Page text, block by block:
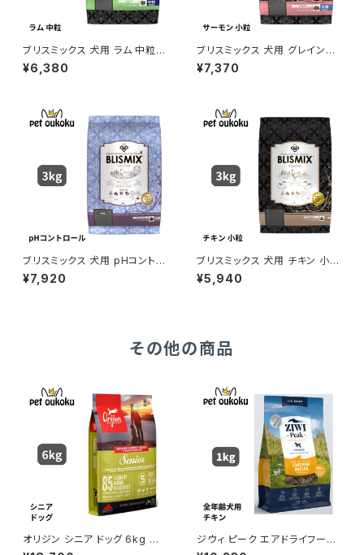
ブリスミックス 犬用 ラム 中粒 3
kg
¥6,380
ブリスミックス 犬用 グレインフ
リー サーモン 小粒 3kg
¥7,370
ブリスミックス 犬用 pHコントロ
ール グレインフリーチキン 小粒
3kg
¥7,920
ブリスミックス 犬用 チキン 小粒
3kg
¥5,940
その他の商品
オリジン シニア ドッグ 6kg 正
規品
ジウィ ピーク エアドライフード
チキン レシピ 犬用 1kg 正規品